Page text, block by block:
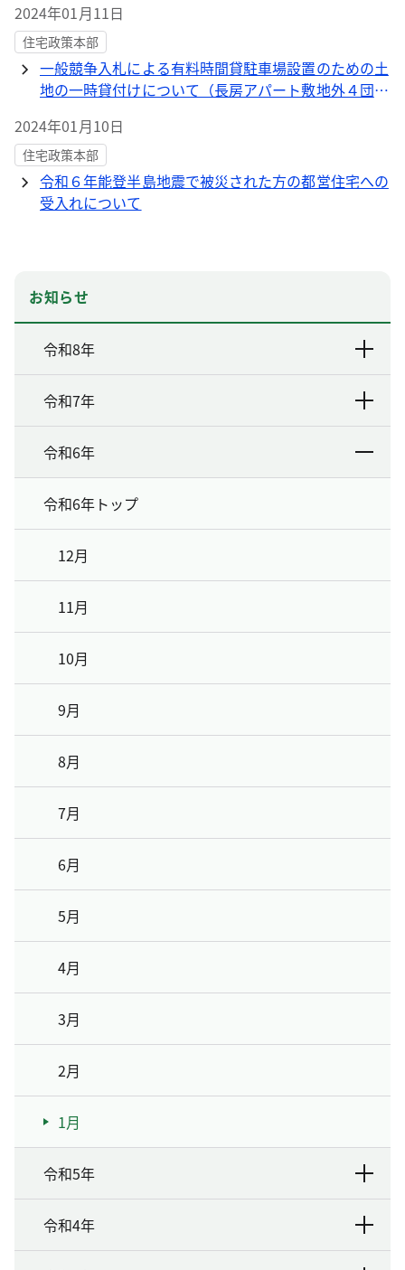
2024年01月11日
住宅政策本部
一般競争入札による有料時間貸駐車場設置のための土
地の一時貸付けについて（長房アパート敷地外４団
2024年01月10日
住宅政策本部
令和６年能登半島地震で被災された方の都営住宅への
受入れについて
お知らせ
令和8年
令和7年
令和6年
令和6年トップ
12月
11月
10月
9月
8月
7月
6月
5月
4月
3月
2月
1月
令和5年
令和4年